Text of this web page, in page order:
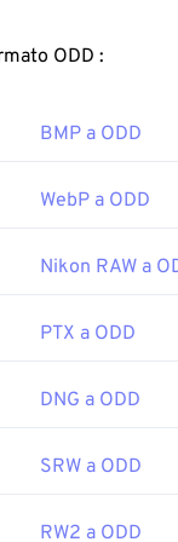
Photo Viewerpara
TIFF a JPGsi tienes
manipular archivos
FreeConvert.com puede convertir sus otros archivos al formato ODD :
BMP a ODD
WebP a ODD
Nikon RAW a
PTX a ODD
DNG a ODD
SRW a ODD
RW2 a ODD